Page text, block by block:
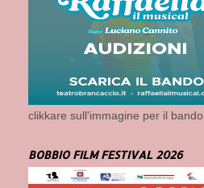
clikkare sull'immagine per il bando
BOBBIO FILM FESTIVAL 2026